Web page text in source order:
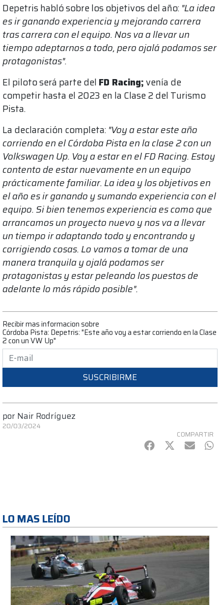
Depetris habló sobre los objetivos del año: "La idea
es ir ganando experiencia y mejorando carrera
tras carrera con el equipo. Nos va a llevar un
tiempo adeptarnos a todo, pero ojalá podamos ser
protagonistas".
El piloto será parte del FD Racing;venía de
competir hasta el 2023 en la Clase 2 del Turismo
Pista.
La declaración completa: "Voy a estar este año
corriendo en el Córdoba Pista en la clase 2 con un
Volkswagen Up. Voy a estar en el FD Racing. Estoy
contento de estar nuevamente en un equipo
prácticamente familiar. La idea y los objetivos en
el año es ir ganando y sumando experiencia con el
equipo. Si bien tenemos experiencia es como que
arrancamos un proyecto nuevo y nos va a llevar
un tiempo ir adaptando todo y encontrando y
corrigiendo cosas. Lo vamos a tomar de una
manera tranquila y ojalá podamos ser
protagonistas y estar peleando los puestos de
adelante lo más rápido posible".
Recibir mas informacion sobre
Córdoba Pista: Depetris: "Este año voy a estar corriendo en la Clase
2 con un VW Up"
SUSCRIBIRME
por Nair Rodríguez
20/03/2024
COMPARTIR
Facebook
Twitter
mail
LO MAS LEÍDO